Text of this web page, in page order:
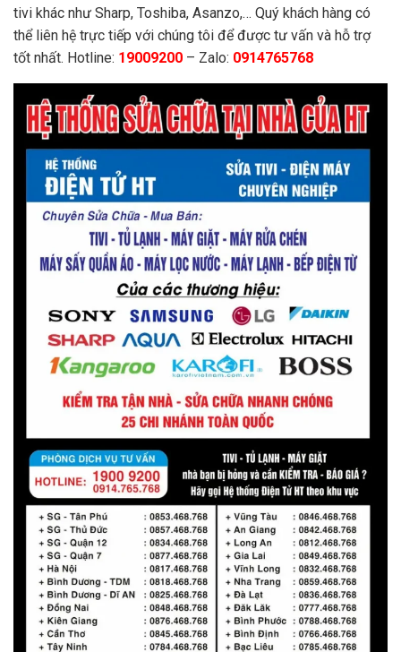
tivi khác như Sharp, Toshiba, Asanzo,… Quý khách hàng có
thể liên hệ trực tiếp với chúng tôi để được tư vấn và hỗ trợ
tốt nhất. Hotline: 19009200 – Zalo: 0914765768